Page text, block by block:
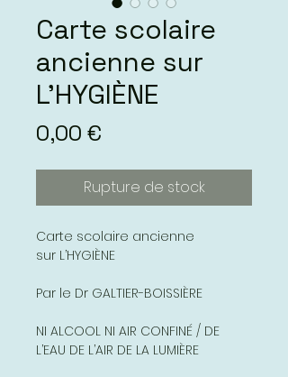
Carte scolaire
ancienne sur
L’HYGIÈNE
0,00 €
Rupture de stock
Carte scolaire ancienne
sur L’HYGIÈNE
Par le Dr GALTIER-BOISSIÈRE
NI ALCOOL NI AIR CONFINÉ / DE
L’EAU DE L’AIR DE LA LUMIÈRE